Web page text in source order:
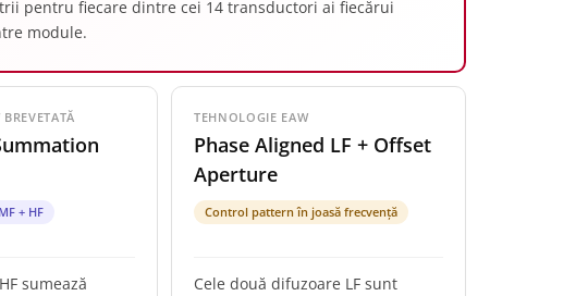
pentru fiecare dintre cei 14 transductori ai fiecărui
module.
+ HF
sumează
TEHNOLOGIE EAW
Phase Aligned LF + Offset
Aperture
Control pattern în joasă frecvență
Cele două difuzoare LF sunt